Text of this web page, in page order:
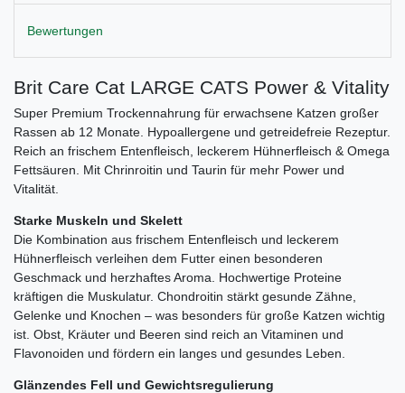
Bewertungen
Brit Care Cat LARGE CATS Power & Vitality
Super Premium Trockennahrung für erwachsene Katzen großer
Rassen ab 12 Monate. Hypoallergene und getreidefreie Rezeptur.
Reich an frischem Entenfleisch, leckerem Hühnerfleisch & Omega
Fettsäuren. Mit Chrinroitin und Taurin für mehr Power und
Vitalität.
Starke Muskeln und Skelett
Die Kombination aus frischem Entenfleisch und leckerem
Hühnerfleisch verleihen dem Futter einen besonderen
Geschmack und herzhaftes Aroma. Hochwertige Proteine
kräftigen die Muskulatur. Chondroitin stärkt gesunde Zähne,
Gelenke und Knochen – was besonders für große Katzen wichtig
ist. Obst, Kräuter und Beeren sind reich an Vitaminen und
Flavonoiden und fördern ein langes und gesundes Leben.
Glänzendes Fell und Gewichtsregulierung